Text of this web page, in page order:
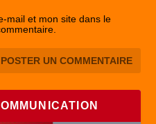
mail et mon site dans le